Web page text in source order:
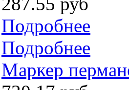
Подробнее
Подробнее
Маркер